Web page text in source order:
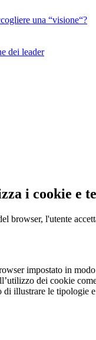
una “visione“?
dei leader
i cookie e
browser, l'utente
impostato in
dei cookie
illustrare le tipologie